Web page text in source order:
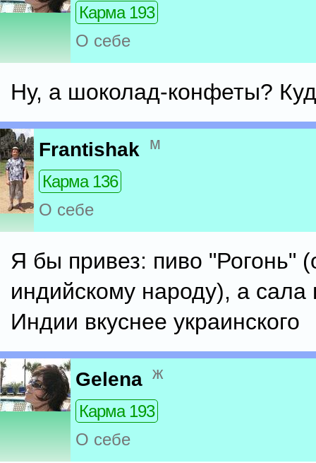
Карма 193
О себе
Ну, а шоколад-конфеты?
Frantishak м
Карма 136
О себе
Я бы привез: пиво "Рогонь"
индийскому народу), а сала
Индии вкуснее украинского
Gelena ж
Карма 193
О себе